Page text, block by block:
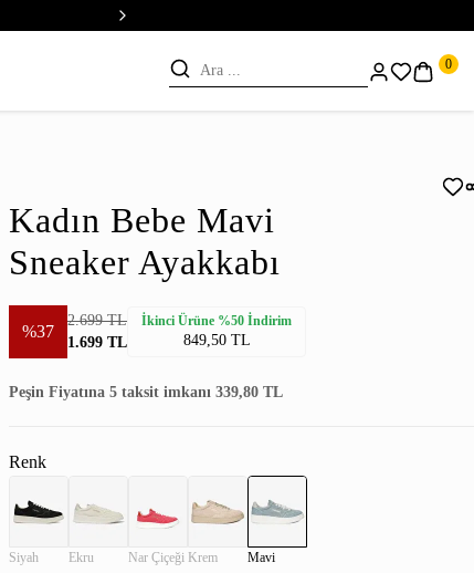
0
Kadın Bebe Mavi
Sneaker Ayakkabı
%37
2.699 TL
1.699 TL
İkinci Ürüne %50 İndirim
849,50 TL
Peşin Fiyatına 5 taksit imkanı 339,80 TL
Renk
Siyah Ekru Nar Çiçeği Krem Mavi